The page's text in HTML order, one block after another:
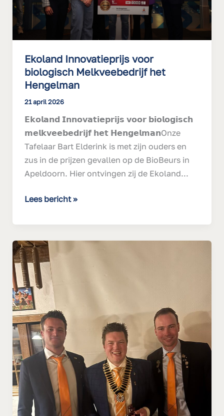
Ekoland Innovatieprijs voor
biologisch Melkveebedrijf het
Hengelman
21 april 2026
𝗘𝗸𝗼𝗹𝗮𝗻𝗱 𝗜𝗻𝗻𝗼𝘃𝗮𝘁𝗶𝗲𝗽𝗿𝗶𝗷𝘀 𝘃𝗼𝗼𝗿 𝗯𝗶𝗼𝗹𝗼𝗴𝗶𝘀𝗰𝗵
𝗺𝗲𝗹𝗸𝘃𝗲𝗲𝗯𝗲𝗱𝗿𝗶𝗷𝗳 𝗵𝗲𝘁 𝗛𝗲𝗻𝗴𝗲𝗹𝗺𝗮𝗻Onze
Tafelaar Bart Elderink is met zijn ouders en
zus in de prijzen gevallen op de BioBeurs in
Apeldoorn. Hier ontvingen zij de Ekoland...
Lees bericht »
Bestuurswissel
2026